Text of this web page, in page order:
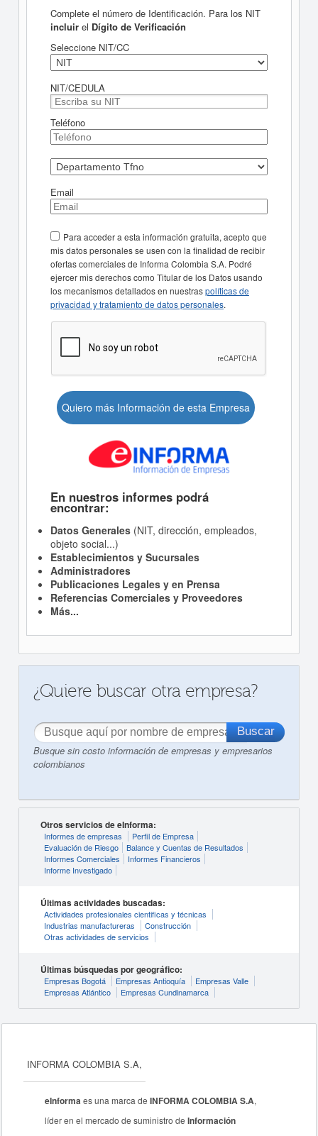
Complete el número de Identificación. Para los NIT
incluirel Dígito de Verificación
Seleccione NIT/CC
NIT/CEDULA
Teléfono
Email
Para acceder a esta información gratuita, acepto que
mis datos personales se usen con la finalidad de recibir
ofertas comerciales de Informa Colombia S.A. Podré
ejercer mis derechos como Titular de los Datos usando
los mecanismos detallados en nuestraspolíticas de
privacidad y tratamiento de datos personales.
Quiero más Información de esta Empresa
En nuestros informes podrá
encontrar:
Datos Generales(NIT, dirección, empleados,
objeto social...)
Establecimientos y Sucursales
Administradores
Publicaciones Legales y en Prensa
Referencias Comerciales y Proveedores
Más...
¿Quiere buscar otra empresa?
Busque sin costo información de empresas y empresarios
colombianos
Otros servicios de eInforma:
Informes de empresas
Perfil de Empresa
Evaluación de Riesgo
Balance y Cuentas de Resultados
Informes Comerciales
Informes Financieros
Informe Investigado
Últimas actividades buscadas:
Actividades profesionales cientificas y técnicas
Industrias manufactureras
Construcción
Otras actividades de servicios
Últimas búsquedas por geográfico:
Empresas Bogotá Empresas Antioquía
Empresas Valle
Empresas Atlántico
Empresas Cundinamarca
INFORMA COLOMBIA S.A,
eInformaes una marca deINFORMA COLOMBIA S.A,
líder en el mercado de suministro deInformación